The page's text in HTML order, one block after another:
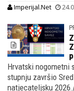
Imperijal.Net
Hrvatski nogometni
stupnju završio
natjecateljsku